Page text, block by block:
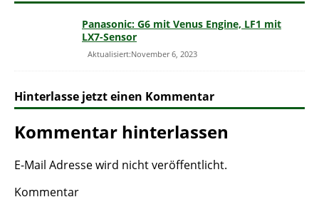
Panasonic: G6 mit Venus Engine, LF1 mit
LX7-Sensor
Aktualisiert:November 6, 2023
Hinterlasse jetzt einen Kommentar
Kommentar hinterlassen
E-Mail Adresse wird nicht veröffentlicht.
Kommentar